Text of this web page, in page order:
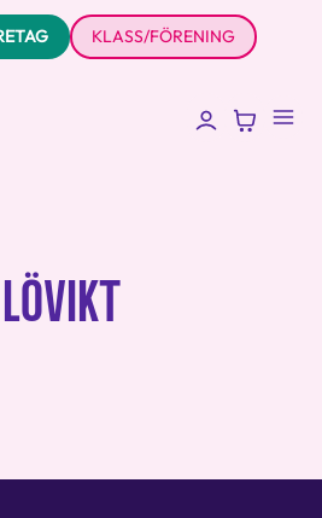
KLASS/FÖRENING